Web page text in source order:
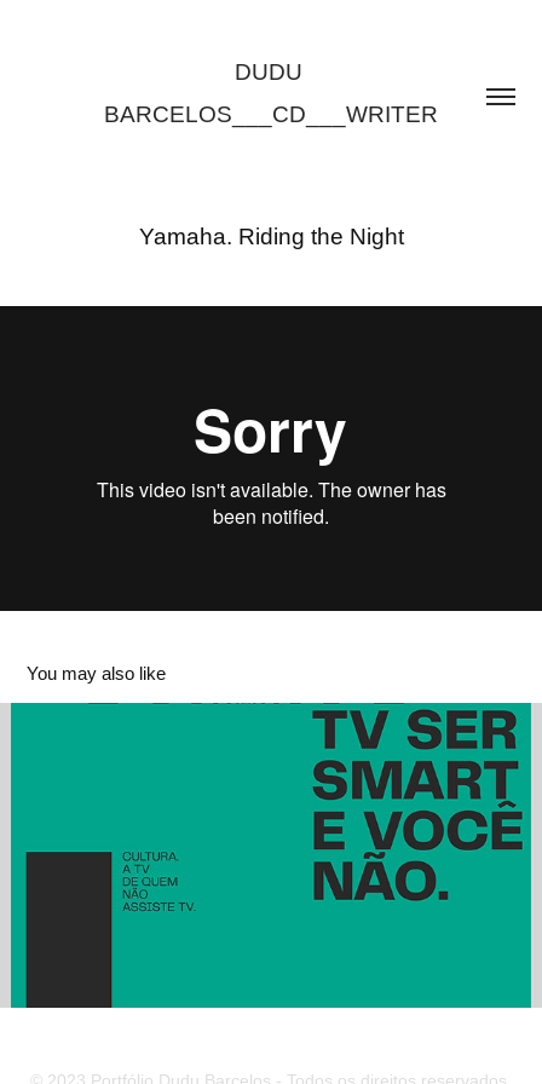
DUDU
BARCELOS___CD___WRITER
Yamaha. Riding the Night
You may also like
Tv Cultura. A tv de quem não assiste tv